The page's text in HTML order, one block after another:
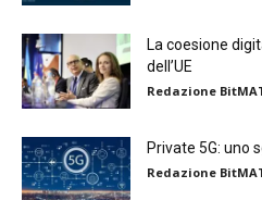
La coesione
dell’UE
Redazione
Private 5G: uno
Redazione